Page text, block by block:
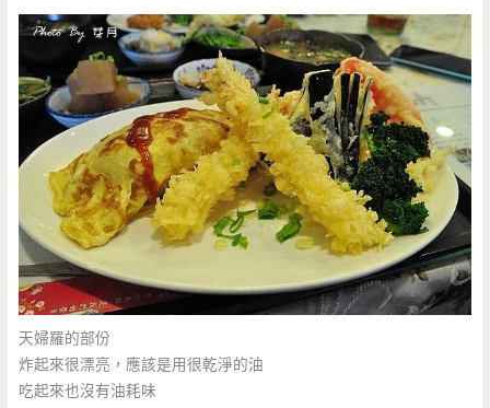
天婦羅的部份
炸起來很漂亮，應該是用很乾淨的油
吃起來也沒有油耗味